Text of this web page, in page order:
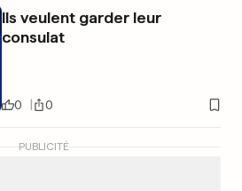
Ils veulent garder leur
consulat
0 0
PUBLICITÉ